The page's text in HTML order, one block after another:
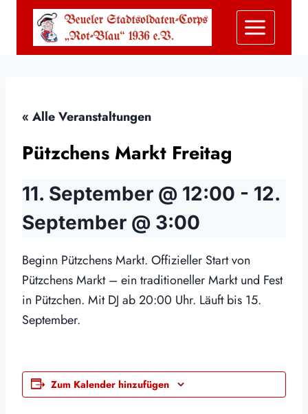
springen
« Alle Veranstaltungen
Pützchens Markt Freitag
11. September @ 12:00 - 12.
September @ 3:00
Beginn Pützchens Markt. Offizieller Start von
Pützchens Markt – ein traditioneller Markt und Fest
in Pützchen. Mit DJ ab 20:00 Uhr. Läuft bis 15.
September.
Zum Kalender hinzufügen